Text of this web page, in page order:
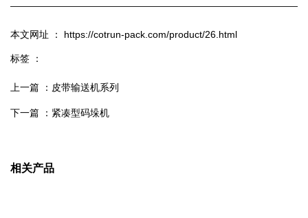
本文网址 ： https://cotrun-pack.com/product/26.html
标签 ：
上一篇 ： 皮带输送机系列
下一篇 ： 紧凑型码垛机
相关产品